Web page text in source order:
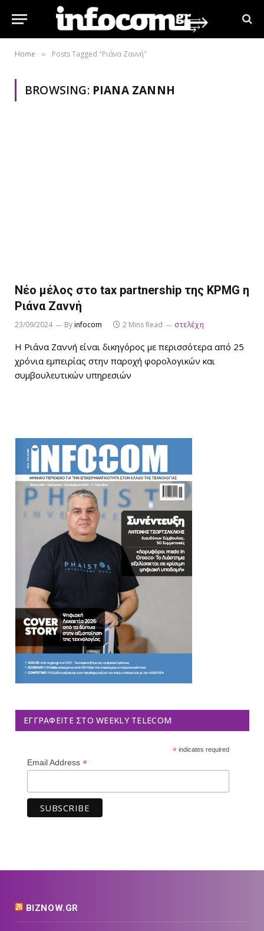
Home » Posts Tagged "Ριάνα Ζαννή"
BROWSING: ΡΙΆΝΑ ΖΑΝΝΉ
Νέο μέλος στο tax partnership της KPMG η
Ριάνα Ζαννή
23/09/2024 Byinfocom 2 Mins Read στελέχη
Η Ριάνα Ζαννή είναι δικηγόρος με περισσότερα από 25
χρόνια εμπειρίας στην παροχή φορολογικών και
συμβουλευτικών υπηρεσιών
ΕΓΓΡΑΦΕΊΤΕ ΣΤΟ WEEKLY TELECOM
*indicates required
Email Address *
BIZNOW.GR